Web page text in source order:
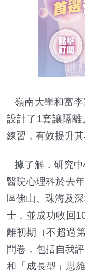
嶺南大學和富
設計了1套讓隔
練習，有效提升
據了解，研究中
醫院心理科於去
區佛山、珠海及
士，並成功收回
離初期（不超過
問卷，包括自我
和「成長型」思